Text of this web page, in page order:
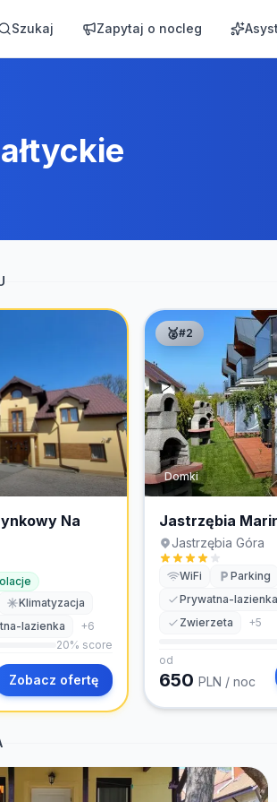
Szukaj Zapytaj o nocleg
Na
Klimatyzacja
lazienka +6
20% score
Zobacz ofertę
🥈#2
Domki
Jastrzębia
Jastrzębia Góra
WiFi
Parking
Prywatna-lazienka
Zwierzeta
+5
od
650 PLN / noc